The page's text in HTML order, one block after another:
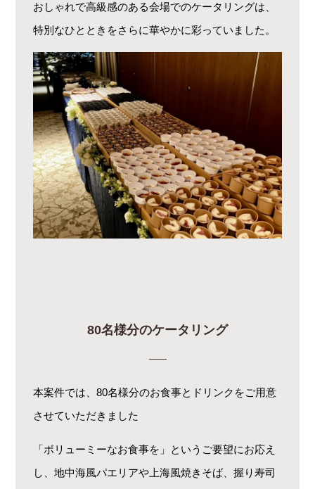
おしゃれで高級感のある会場でのケータリングは、
特別なひとときをさらに華やかに彩っていました。
80名様分のケータリング
本案件では、80名様分のお食事とドリンクをご用意
させていただきました
「ボリューミーなお食事を」というご要望にお応え
し、地中海風パエリアや上海風焼きそば、握り寿司